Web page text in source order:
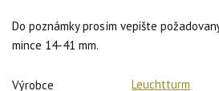
Do poznámky prosím vepište
mince 14-41 mm.
Výrobce
Leuchtturm